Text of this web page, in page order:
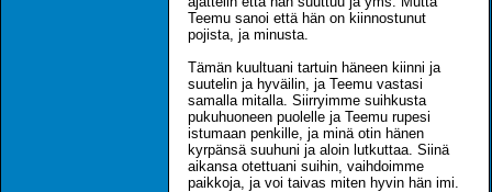
Teemu sanoi että hän on kiinnostunut
pojista, ja minusta.
Tämän kuultuani tartuin häneen kiinni ja
suutelin ja hyväilin, ja Teemu vastasi
samalla mitalla. Siirryimme suihkusta
pukuhuoneen puolelle ja Teemu rupesi
istumaan penkille, ja minä otin hänen
kyrpänsä suuhuni ja aloin lutkuttaa. Siinä
aikansa otettuani suihin, vaihdoimme
paikkoja, ja voi taivas miten hyvin hän imi.